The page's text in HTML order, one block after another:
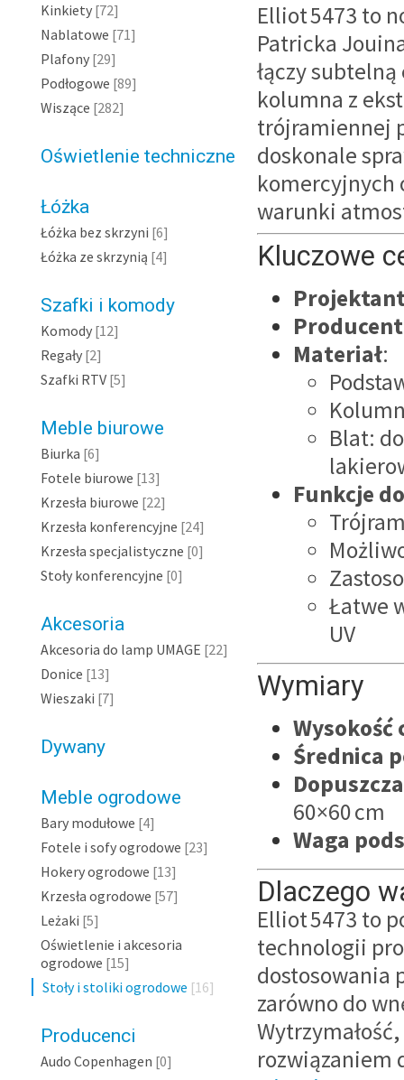
Kinkiety [72]
Nablatowe [71]
Plafony [29]
Podłogowe [89]
Wiszące [282]
Oświetlenie techniczne
Łóżka
Łóżka bez skrzyni [6]
Łóżka ze skrzynią [4]
Szafki i komody
Komody [12]
Regały [2]
Szafki RTV [5]
Meble biurowe
Biurka [6]
Fotele biurowe [13]
Krzesła biurowe [22]
Krzesła konferencyjne [24]
Krzesła specjalistyczne [0]
Stoły konferencyjne [0]
Akcesoria
Akcesoria do lamp UMAGE [22]
Donice [13]
Wieszaki [7]
Dywany
Meble ogrodowe
Bary modułowe [4]
Fotele i sofy ogrodowe [23]
Hokery ogrodowe [13]
Krzesła ogrodowe [57]
Leżaki [5]
Oświetlenie i akcesoria
ogrodowe [15]
Stoły i stoliki ogrodowe [16]
Producenci
Audo Copenhagen [0]
Elliot 5473 to
Patricka
łączy
kolumna z
trójramiennej
doskonale
komercyjnych
warunki
Kluczowe
Producent
Materiał:
Blat:
Funkcje
Łatwe
UV
Wymiary
Wysokość
Średnica
60×60 cm
Waga
Dlaczego
Elliot 5473 to
technologii
dostosowania
zarówno do
rozwiązaniem